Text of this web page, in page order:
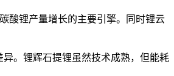
酸锂产量增长的主要引擎。同时锂云
。锂辉石提锂虽然技术成熟，但能耗